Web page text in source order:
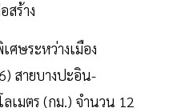
ร้าง
ศษระหว่างเมือง
สายบางปะอิน-
เมตร (กม.) จำนวน 12